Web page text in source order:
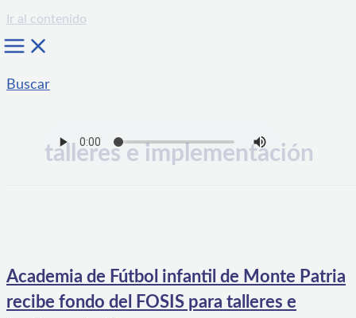
Ir al contenido
Buscar
talleres e implementación
Academia de Fútbol infantil de Monte Patria
recibe fondo del FOSIS para talleres e